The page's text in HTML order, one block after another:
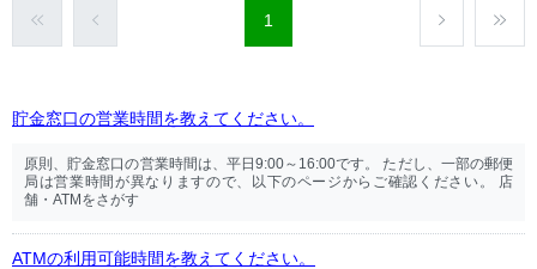
1
貯金窓口の営業時間を教えてください。
原則、貯金窓口の営業時間は、平日9:00～16:00です。 ただし、一部の郵便
局は営業時間が異なりますので、以下のページからご確認ください。 店
舗・ATMをさがす
ATMの利用可能時間を教えてください。